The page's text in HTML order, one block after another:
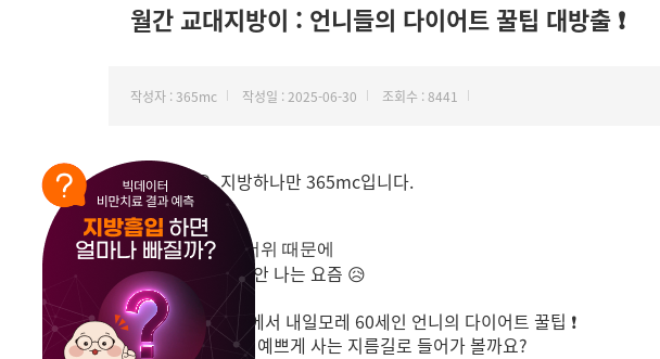
월간 교대지방이 : 언니들의 다이어트 꿀팁 대방출 ❗
작성자 : 365mc 작성일 : 2025-06-30 조회수 : 8441
안녕하세요, 지방하나만 365mc입니다.
무섭게 날아온 더위 때문에
다이어트 의욕도 안 나는 요즘 😥
교대지방이 채널에서 내일모레 60세인 언니의 다이어트 꿀팁 ❗
영상 보면서 같이 예쁘게 사는 지름길로 들어가 볼까요?